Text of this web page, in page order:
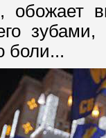
обожает
зубами,
боли...